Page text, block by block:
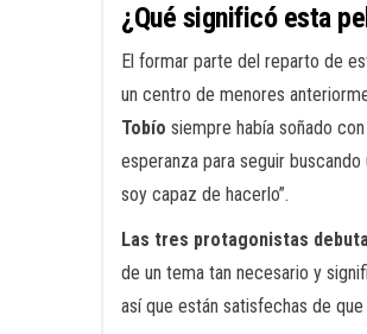
¿Qué significó esta
El formar parte del reparto de
un centro de menores
Tobío siempre había soñado
esperanza para seguir
soy capaz de hacerlo”.
Las tres protagonistas
de un tema tan necesario y
así que están satisfechas de